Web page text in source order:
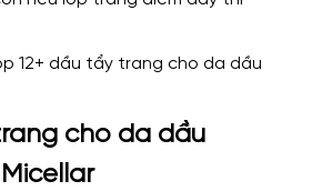
cho da dầu
Micellar